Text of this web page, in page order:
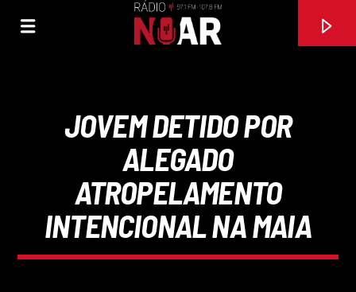
JOVEM DETIDO POR
ALEGADO
ATROPELAMENTO
INTENCIONAL NA MAIA